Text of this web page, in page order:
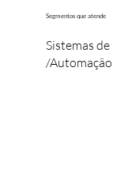
Segmentos que atende
Sistemas
/